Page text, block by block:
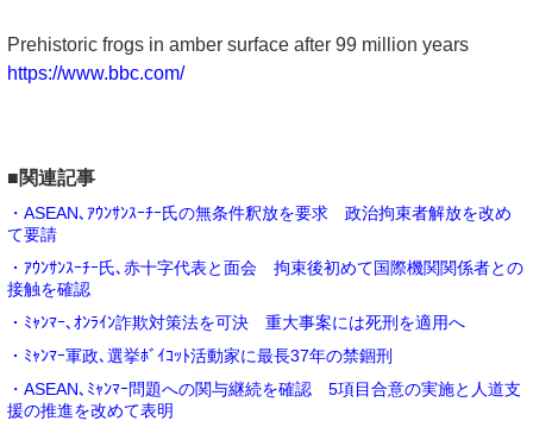
Prehistoric frogs in amber surface after 99 million years
https://www.bbc.com/
■関連記事
・ASEAN､ｱｳﾝｻﾝｽｰﾁｰ氏の無条件釈放を要求 政治拘束者解放を改め
て要請
・ｱｳﾝｻﾝｽｰﾁｰ氏､赤十字代表と面会 拘束後初めて国際機関関係者との
接触を確認
・ﾐｬﾝﾏｰ､ｵﾝﾗｲﾝ詐欺対策法を可決 重大事案には死刑を適用へ
・ﾐｬﾝﾏｰ軍政､選挙ﾎﾞｲｺｯﾄ活動家に最長37年の禁錮刑
・ASEAN､ﾐｬﾝﾏｰ問題への関与継続を確認 5項目合意の実施と人道支
援の推進を改めて表明